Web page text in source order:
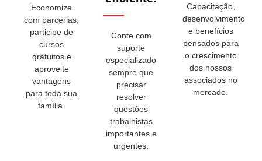
Economize
com parcerias,
participe de
cursos
gratuitos e
aproveite
vantagens
para toda sua
família.
Conte com
suporte
especializado
sempre que
precisar
resolver
questões
trabalhistas
importantes e
urgentes.
Capacitação,
desenvolvimento
e benefícios
pensados para
o crescimento
dos nossos
associados no
mercado.